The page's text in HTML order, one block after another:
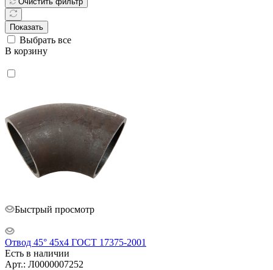
Показать
Выбрать все
В корзину
Быстрый просмотр
Отвод 45° 45х4 ГОСТ 17375-2001
Есть в наличии
Арт.: Л0000007252